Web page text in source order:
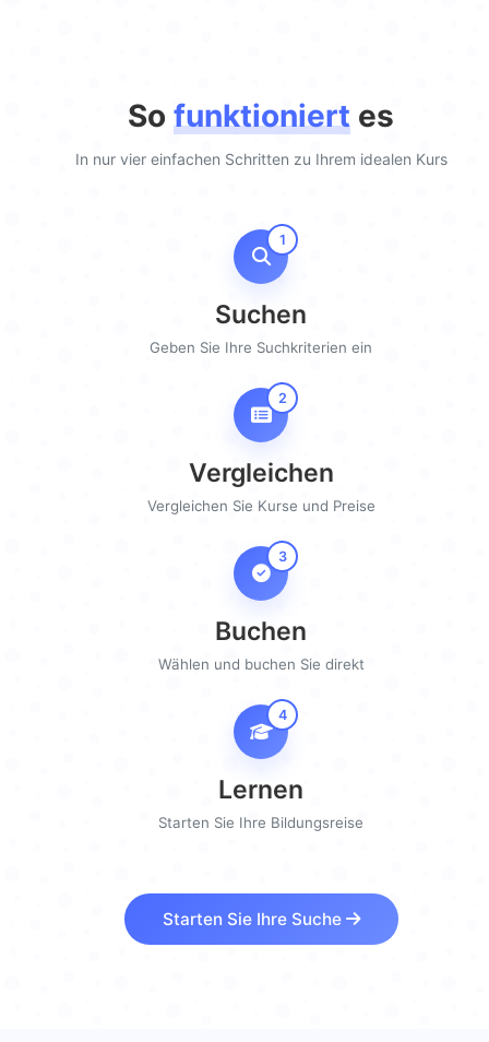
So funktioniert es
In nur vier einfachen Schritten zu Ihrem idealen Kurs
1
Suchen
Geben Sie Ihre Suchkriterien ein
2
Vergleichen
Vergleichen Sie Kurse und Preise
3
Buchen
Wählen und buchen Sie direkt
4
Lernen
Starten Sie Ihre Bildungsreise
Starten Sie Ihre Suche